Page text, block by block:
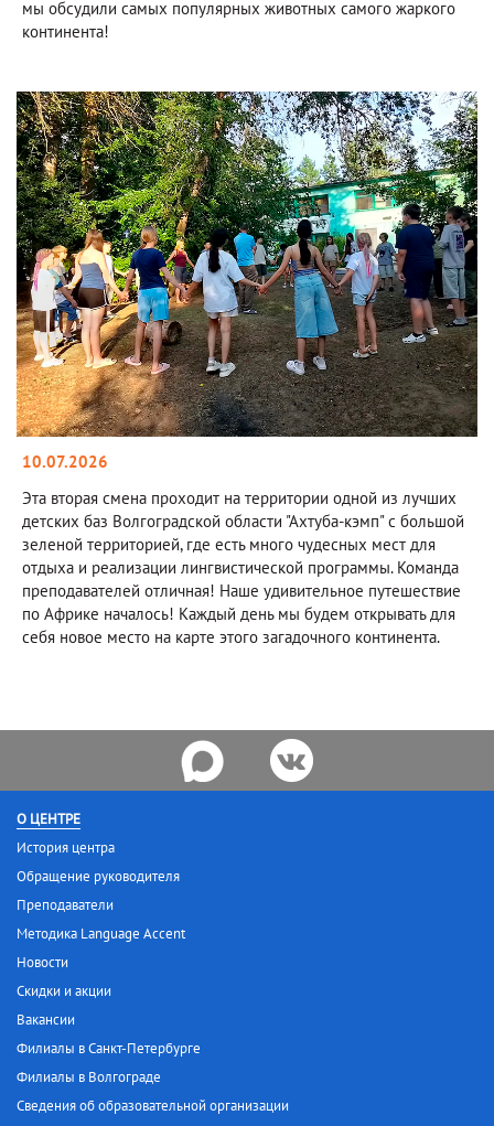
мы обсудили самых популярных животных самого жаркого
континента!
10.07.2026
Эта вторая смена проходит на территории одной из лучших
детских баз Волгоградской области "Ахтуба-кэмп" с большой
зеленой территорией, где есть много чудесных мест для
отдыха и реализации лингвистической программы. Команда
преподавателей отличная! Наше удивительное путешествие
по Африке началось! Каждый день мы будем открывать для
себя новое место на карте этого загадочного континента.
О ЦЕНТРЕ
История центра
Обращение руководителя
Преподаватели
Методика Language Accent
Новости
Скидки и акции
Вакансии
Филиалы в Санкт-Петербурге
Филиалы в Волгограде
Сведения об образовательной организации